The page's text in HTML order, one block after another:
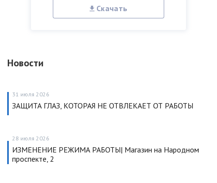
Скачать
Новости
31 июля 2026
ЗАЩИТА ГЛАЗ, КОТОРАЯ НЕ ОТВЛЕКАЕТ ОТ РАБОТЫ
28 июля 2026
ИЗМЕНЕНИЕ РЕЖИМА РАБОТЫ| Магазин на Народном
проспекте, 2